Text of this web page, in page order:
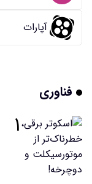
آپارات
فناوری
۱